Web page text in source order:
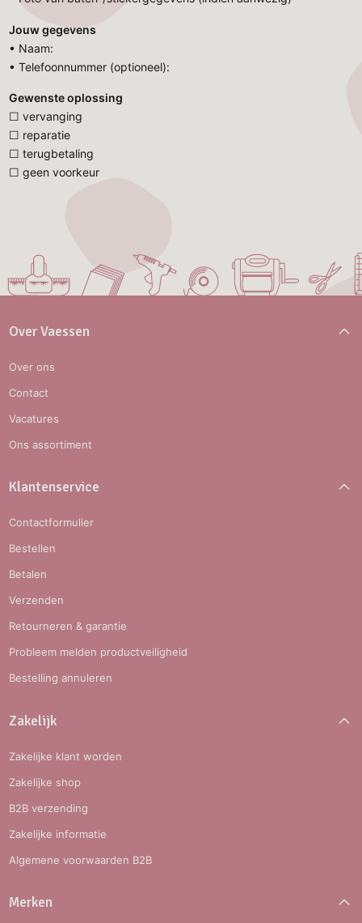
Jouw gegevens
• Naam:
• Telefoonnummer (optioneel):
Gewenste oplossing
☐ vervanging
☐ reparatie
☐ terugbetaling
☐ geen voorkeur
Over Vaessen
Over ons
Contact
Vacatures
Ons assortiment
Klantenservice
Contactformulier
Bestellen
Betalen
Verzenden
Retourneren & garantie
Probleem melden productveiligheid
Bestelling annuleren
Zakelijk
Zakelijke klant worden
Zakelijke shop
B2B verzending
Zakelijke informatie
Algemene voorwaarden B2B
Merken